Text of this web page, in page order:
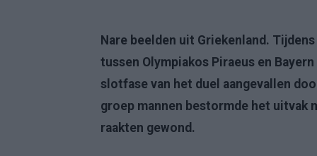
Nare beelden uit Griekenland.
tussen Olympiakos Piraeus en
slotfase van het duel aangevallen
groep mannen bestormde het uitvak
raakten gewond.